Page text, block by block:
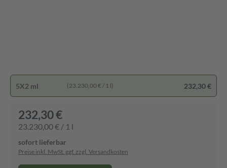
5X2 ml (23.230,00 € / 1 l) 232,30 €
232,30 €
23.230,00 € / 1 l
sofort lieferbar
Preise inkl. MwSt. ggf. zzgl. Versandkosten